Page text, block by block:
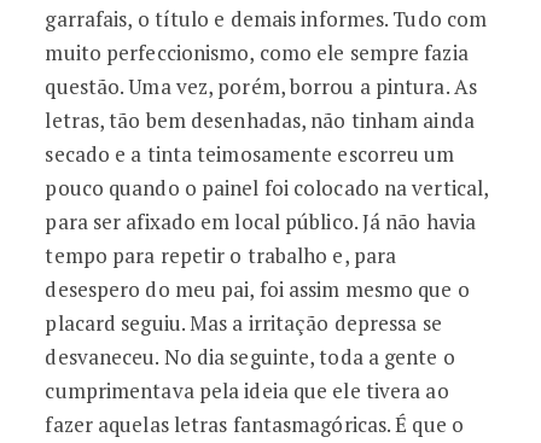
garrafais, o título e demais informes. Tudo com
muito perfeccionismo, como ele sempre fazia
questão. Uma vez, porém, borrou a pintura. As
letras, tão bem desenhadas, não tinham ainda
secado e a tinta teimosamente escorreu um
pouco quando o painel foi colocado na vertical,
para ser afixado em local público. Já não havia
tempo para repetir o trabalho e, para
desespero do meu pai, foi assim mesmo que o
placard seguiu. Mas a irritação depressa se
desvaneceu. No dia seguinte, toda a gente o
cumprimentava pela ideia que ele tivera ao
fazer aquelas letras fantasmagóricas. É que o